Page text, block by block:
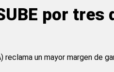
por
reclama un mayor margen de